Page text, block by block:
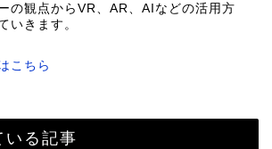
の観点からVR、AR、AIなどの活用方
いきます。
こちら
いる記事